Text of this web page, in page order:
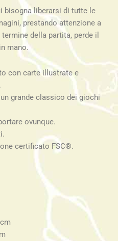
bisogna liberarsi di tutte le
prestando attenzione a
della partita, perde il
mano.
con carte illustrate e
grande classico dei giochi
ovunque.
certificato FSC®.